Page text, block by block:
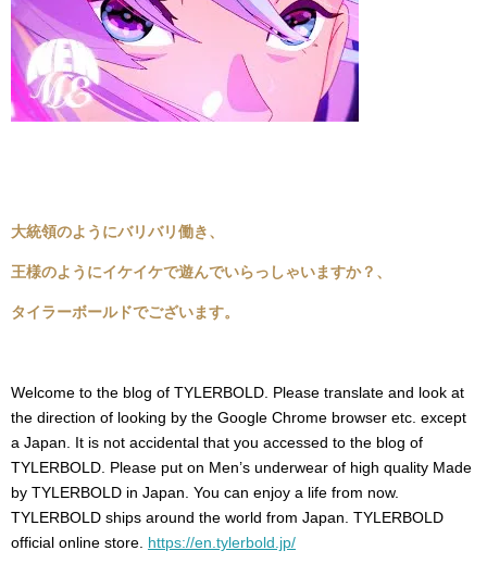
大統領のようにバリバリ働き、
王様のようにイケイケで遊んでいらっしゃいますか？、
タイラーボールドでございます。
Welcome to the blog of TYLERBOLD. Please translate and look at
the direction of looking by the Google Chrome browser etc. except
a Japan. It is not accidental that you accessed to the blog of
TYLERBOLD. Please put on Men’s underwear of high quality Made
by TYLERBOLD in Japan. You can enjoy a life from now.
TYLERBOLD ships around the world from Japan. TYLERBOLD
official online store. https://en.tylerbold.jp/